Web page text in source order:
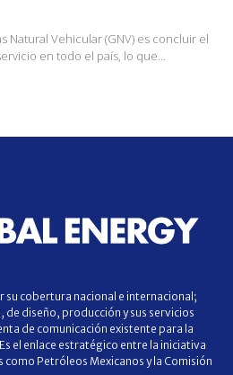
Natural Vehicular (GNV) es concluir el
en todo el país, lo que...
su cobertura nacional e internacional;
diseño, producción y sus servicios
de comunicación existente para la
el enlace estratégico entre la iniciativa
Petróleos Mexicanos y la Comisión